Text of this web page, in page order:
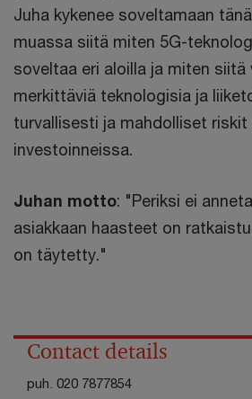
Juha kykenee soveltamaan
muassa siitä miten 5G-
soveltaa eri aloilla ja miten
merkittäviä teknologisia ja
turvallisesti ja mahdolliset riskit
investoinneissa.
Juhan motto: "Periksi ei
asiakkaan haasteet on
on täytetty."
Contact details
puh. 020 7877854